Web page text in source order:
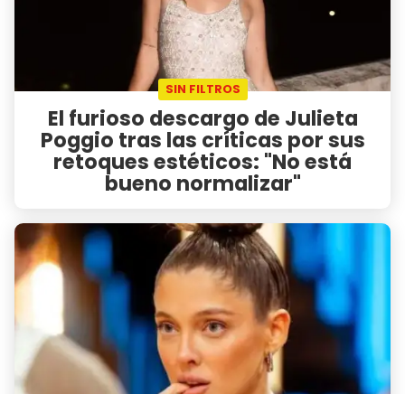
SIN FILTROS
El furioso descargo de Julieta
Poggio tras las críticas por sus
retoques estéticos: "No está
bueno normalizar"